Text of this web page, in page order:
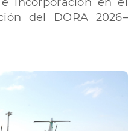
del DORA 2026–